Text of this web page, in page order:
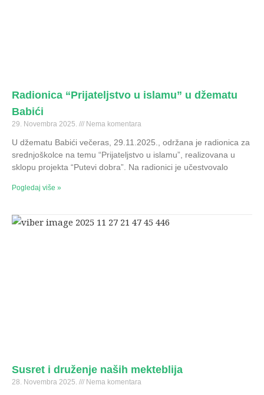
Radionica “Prijateljstvo u islamu” u džematu
Babići
29. Novembra 2025. Nema komentara
U džematu Babići večeras, 29.11.2025., održana je radionica za
srednjoškolce na temu “Prijateljstvo u islamu”, realizovana u
sklopu projekta “Putevi dobra”. Na radionici je učestvovalo
Pogledaj više »
Susret i druženje naših mekteblija
28. Novembra 2025. Nema komentara